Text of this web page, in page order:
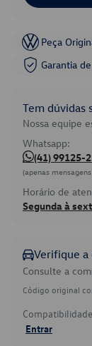
Peça
Garantia
Tem dúvidas
Nossa equipe
Whatsapp:
(41) 99125-
(apenas
Horário de
Segunda à
Verifique
Consulte a
Código original
Entrar